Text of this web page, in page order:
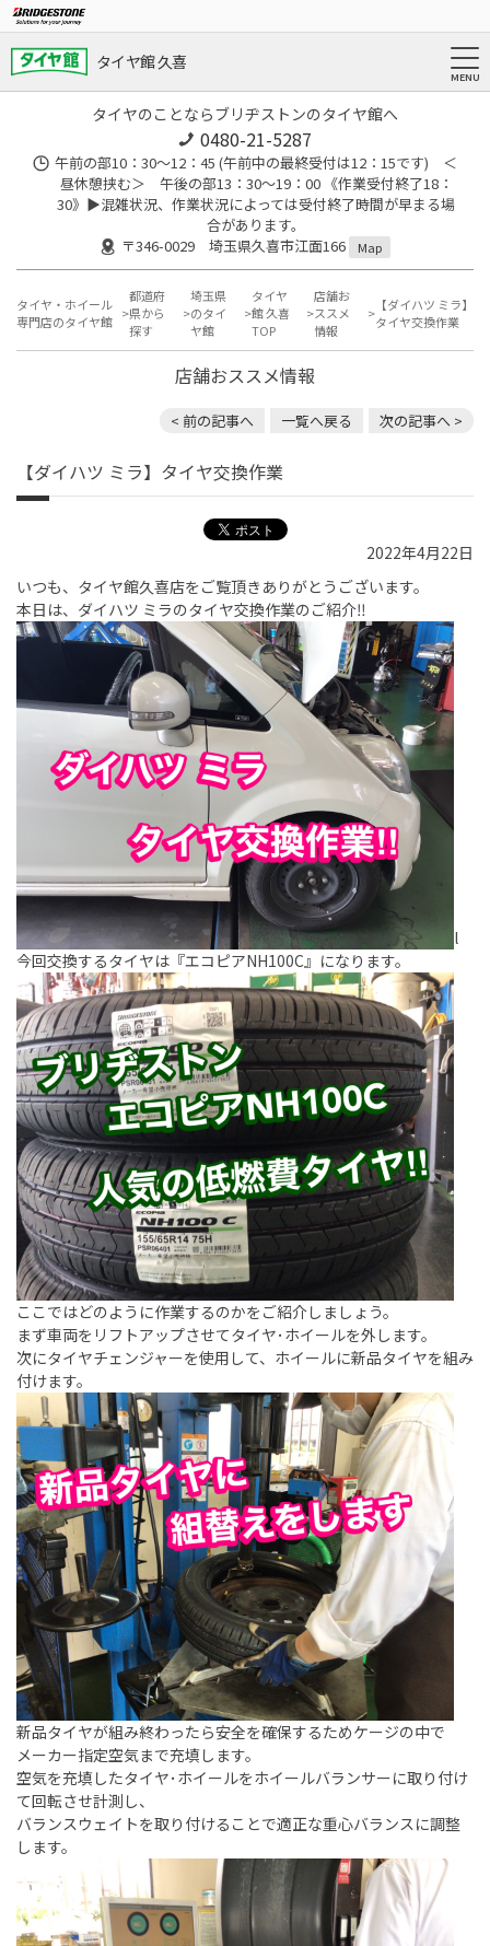
タイヤ館 久喜
タイヤのことならブリヂストンのタイヤ館へ
0480-21-5287
午前の部10：30～12：45 (午前中の最終受付は12：15です) ＜
昼休憩挟む＞ 午後の部13：30～19：00 《作業受付終了18：
30》▶︎混雑状況、作業状況によっては受付終了時間が早まる場
合があります。
〒346-0029 埼玉県久喜市江面166
Map
タイヤ・ホイール
専門店のタイヤ館
都道府
県から
探す
埼玉県
のタイ
ヤ館
タイヤ
館 久喜
TOP
店舗お
ススメ
情報
【ダイハツ ミラ】
タイヤ交換作業
店舗おススメ情報
< 前の記事へ 一覧へ戻る 次の記事へ >
【ダイハツ ミラ】タイヤ交換作業
2022年4月22日
いつも、タイヤ館久喜店をご覧頂きありがとうございます。
本日は、ダイハツ ミラのタイヤ交換作業のご紹介‼︎
l
今回交換するタイヤは『エコピアNH100C』になります。
ここではどのように作業するのかをご紹介しましょう。
まず車両をリフトアップさせてタイヤ･ホイールを外します。
次にタイヤチェンジャーを使用して、ホイールに新品タイヤを組み
付けます。
新品タイヤが組み終わったら安全を確保するためケージの中で
メーカー指定空気まで充填します。
空気を充填したタイヤ･ホイールをホイールバランサーに取り付け
て回転させ計測し、
バランスウェイトを取り付けることで適正な重心バランスに調整
します。